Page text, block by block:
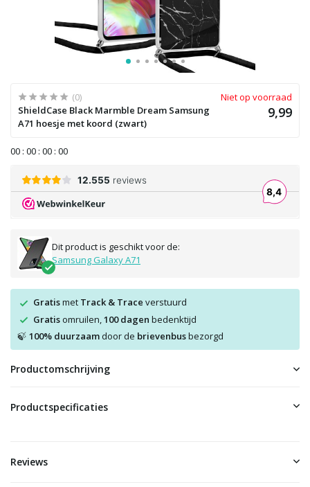
(0)
ShieldCase Black Marmble Dream Samsung
A71 hoesje met koord (zwart)
Niet op voorraad
9,99
00 : 00 : 00 : 00
Dit product is geschikt voor de:
Samsung Galaxy A71
Gratismet Track & Trace verstuurd
Gratisomruilen, 100 dagen bedenktijd
🍃 100% duurzaamdoor de brievenbusbezorgd
Productomschrijving
Productspecificaties
Reviews